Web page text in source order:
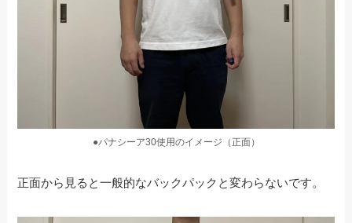
●パナシーア30使用のイメージ（正面）
正面から見ると一般的なバックパックと変わらないです。